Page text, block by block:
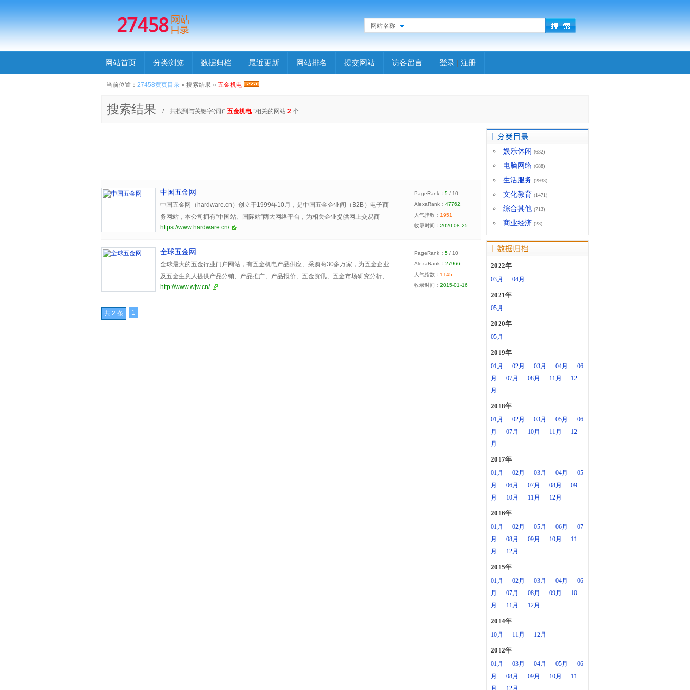
网站名称
网站首页 分类浏览 数据归档 最近更新 网站排名 提交网站 访客留言 登录 | 注册
当前位置： 27458黄页目录 » 搜索结果 » 五金机电
搜索结果 / 共找到与关键字(词)“ 五金机电 ”相关的网站 2 个
中国五金网
中国五金网（hardware.cn）创立于1999年10月，是中国五金企业间（B2B）电子商
务网站，本公司拥有“中国站、国际站”两大网络平台，为相关企业提供网上交易商
机。
条，是中国五金行业的B2B门户网站之一。
中国五金网致力于“长期、高效、稳定”发展的效果，帮助企业打造交易平台。
中国五金网推行会员服务，帮助五金企业建立网上档案，公司介绍及产品展示。
通过互联网商务平台，创造商机。
https://www.hardware.cn/
PageRank： 5 / 10
AlexaRank： 47762
人气指数： 1951
收录时间： 2020-08-25
全球五金网
全球最大的五金行业门户网站，有五金机电产品供应、采购商30多万家，为五金企业
及五金生意人提供产品分销、产品推广、产品报价、五金资讯、五金市场研究分析、
五金原材料价格行情、行业统计数据、五金加工技术、人才招聘、招商代理、企业电
http://www.wjw.cn/
PageRank： 5 / 10
AlexaRank： 27966
人气指数： 1145
收录时间： 2015-01-16
共 2 条 1
娱乐休闲 (632)
电脑网络 (688)
生活服务 (2933)
文化教育 (1471)
综合其他 (713)
商业经济 (23)
2022年
03月 04月
2021年
05月
2020年
05月
2019年
01月 02月 03月 04月
06
月
07月 08月 11月
12
月
2018年
01月 02月 03月 05月
06
月
07月 10月 11月
12
月
2017年
01月 02月 03月 04月
05
月
06月 07月 08月
09
月
10月 11月 12月
2016年
01月 02月 05月 06月
07
月
08月 09月 10月
11
月
12月
2015年
01月 02月 03月 04月
06
月
07月 08月 09月
10
月
11月 12月
2014年
10月 11月 12月
2012年
01月 03月 04月 05月
06
月
08月 09月 10月
11
月
12月